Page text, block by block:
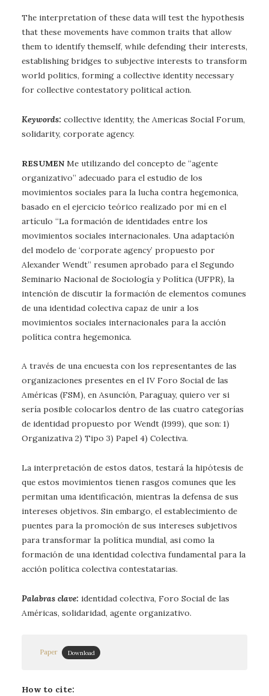
The interpretation of these data will test the hypothesis
that these movements have common traits that allow
them to identify themself, while defending their interests,
establishing bridges to subjective interests to transform
world politics, forming a collective identity necessary
for collective contestatory political action.
Keywords: collective identity, the Americas Social Forum,
solidarity, corporate agency.
RESUMEN Me utilizando del concepto de “agente
organizativo” adecuado para el estudio de los
movimientos sociales para la lucha contra hegemonica,
basado en el ejercicio teórico realizado por mí en el
artículo “La formación de identidades entre los
movimientos sociales internacionales. Una adaptación
del modelo de ‘corporate agency’ propuesto por
Alexander Wendt” resumen aprobado para el Segundo
Seminario Nacional de Sociología y Política (UFPR), la
intención de discutir la formación de elementos comunes
de una identidad colectiva capaz de unir a los
movimientos sociales internacionales para la acción
política contra hegemonica.
A través de una encuesta con los representantes de las
organizaciones presentes en el IV Foro Social de las
Américas (FSM), en Asunción, Paraguay, quiero ver si
sería posible colocarlos dentro de las cuatro categorías
de identidad propuesto por Wendt (1999), que son: 1)
Organizativa 2) Tipo 3) Papel 4) Colectiva.
La interpretación de estos datos, testará la hipótesis de
que estos movimientos tienen rasgos comunes que les
permitan uma identificación, mientras la defensa de sus
intereses objetivos. Sin embargo, el establecimiento de
puentes para la promoción de sus intereses subjetivos
para transformar la política mundial, asi como la
formación de una identidad colectiva fundamental para la
acción política colectiva contestatarias.
Palabras clave: identidad colectiva, Foro Social de las
Américas, solidaridad, agente organizativo.
Paper Download
How to cite: